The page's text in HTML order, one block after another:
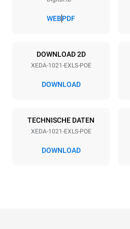
380-415V 3N~ / 220-240V
3~
50 / 60 Hz
WEBPDF
DOWNLOAD 2D
XEDA-1021-EXLS-POE
DOWNLOAD
TECHNISCHE DATEN
XEDA-1021-EXLS-POE
DOWNLOAD